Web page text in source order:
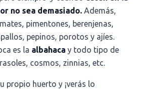
no sea demasiado. Además,
pimentones, berenjenas,
pepinos, porotos y ajíes.
es la albahaca y todo tipo de
cosmos, zinnias, etc.
propio huerto y ¡verás lo